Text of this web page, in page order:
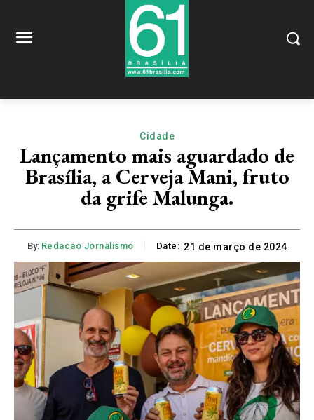
Cidade
Lançamento mais aguardado de
Brasília, a Cerveja Mani, fruto
da grife Malunga.
By: Redacao Jornalismo Date: 21 de março de 2024